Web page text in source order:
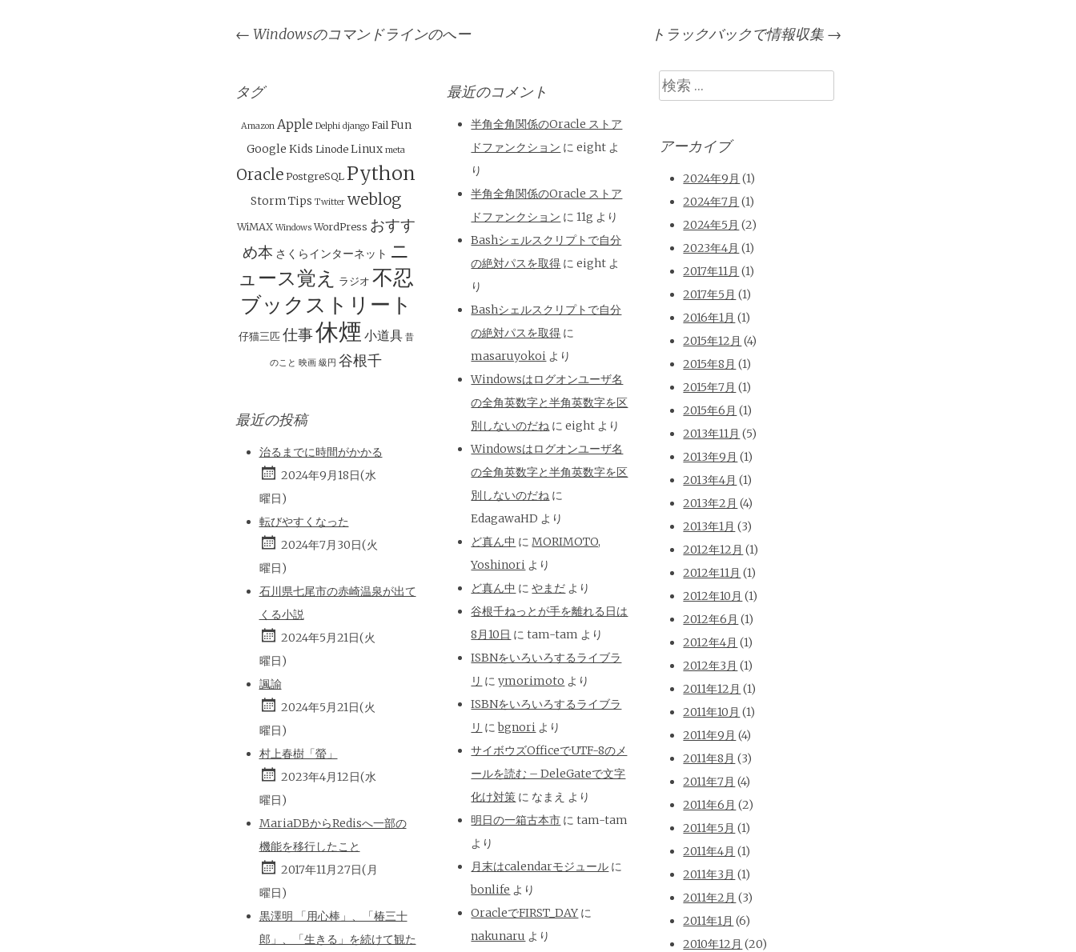
投
ナ
ビ
ゲ
ー
シ
ョ
ン
← Windowsのコマンドラインのへー トラックバックで情報収集 →
タグ
Amazon Apple Delphi django Fail Fun
Google Kids Linode Linux meta
Oracle PostgreSQL Python
StormTips Twitter weblog
WiMAX Windows WordPress おすす
め本 さくらインターネット ニ
ュース覚え
ラジオ 不忍
ブックストリート
仔猫三匹 仕事休煙 小道具 昔
のこと 映画 級円 谷根千
最近の投稿
治るまでに時間がかかる
2024年9月18日(水
曜日)
転びやすくなった
2024年7月30日(火
曜日)
石川県七尾市の赤崎温泉が出て
くる小説
2024年5月21日(火
曜日)
諷諭
2024年5月21日(火
曜日)
村上春樹「螢」
2023年4月12日(水
曜日)
MariaDBからRedisへ一部の
機能を移行したこと
2017年11月27日(月
曜日)
黒澤明 「用心棒」、「椿三十
郎」、「生きる」を続けて観た
最近のコメント
半角全角関係のOracle ストア
ドファンクション にeight よ
り
半角全角関係のOracle ストア
ドファンクション に11g より
Bashシェルスクリプトで自分
の絶対パスを取得 にeight よ
り
Bashシェルスクリプトで自分
の絶対パスを取得 に
masaruyokoi より
Windowsはログオンユーザ名
の全角英数字と半角英数字を区
別しないのだね にeight より
Windowsはログオンユーザ名
の全角英数字と半角英数字を区
別しないのだね に
EdagawaHD より
ど真ん中 にMORIMOTO,
Yoshinori より
ど真ん中 にやまだ より
谷根千ねっとが手を離れる日は
8月10日 にtam-tam より
ISBNをいろいろするライブラ
リ にymorimoto より
ISBNをいろいろするライブラ
リ にbgnori より
サイボウズOfficeでUTF-8のメ
ールを読む – DeleGateで文字
化け対策 に なまえ より
明日の一箱古本市 にtam-tam
より
月末はcalendarモジュール に
bonlife より
OracleでFIRST_DAY に
nakunaru より
検
索
アーカイブ
2024年9月 (1)
2024年7月 (1)
2024年5月 (2)
2023年4月 (1)
2017年11月 (1)
2017年5月 (1)
2016年1月 (1)
2015年12月 (4)
2015年8月 (1)
2015年7月 (1)
2015年6月 (1)
2013年11月 (5)
2013年9月 (1)
2013年4月 (1)
2013年2月 (4)
2013年1月 (3)
2012年12月 (1)
2012年11月 (1)
2012年10月 (1)
2012年6月 (1)
2012年4月 (1)
2012年3月 (1)
2011年12月 (1)
2011年10月 (1)
2011年9月 (4)
2011年8月 (3)
2011年7月 (4)
2011年6月 (2)
2011年5月 (1)
2011年4月 (1)
2011年3月 (1)
2011年2月 (3)
2011年1月 (6)
2010年12月 (20)